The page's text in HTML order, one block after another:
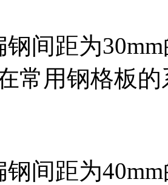
距为30mm
常用钢格板
距为40mm